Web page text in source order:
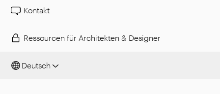
Kontakt
Ressourcen für Architekten & Designer
Deutsch